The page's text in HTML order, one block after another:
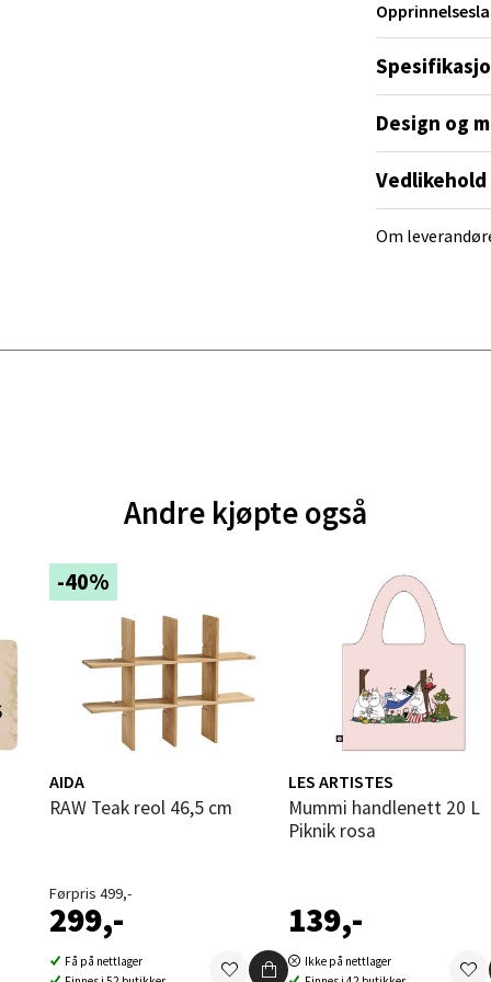
Design og
Om
Andre kjøpte også
-40%
AIDA
RAW Teak reol 46,5 cm
Førpris 499,-
299,-
Få på nettlager
LES ARTISTES
Mummi handlenett 20 L
Piknik rosa
139,-
Ikke på nettlager
- Thon Senter Moa
25, 6010 Ålesund
10-20
- Moldetorget